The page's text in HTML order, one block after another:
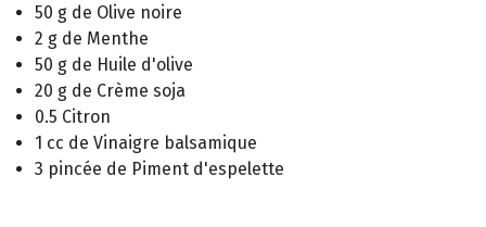
50 g de Olive noire
2 g de Menthe
50 g de Huile d'olive
20 g de Crème soja
0.5 Citron
1 cc de Vinaigre balsamique
3 pincée de Piment d'espelette